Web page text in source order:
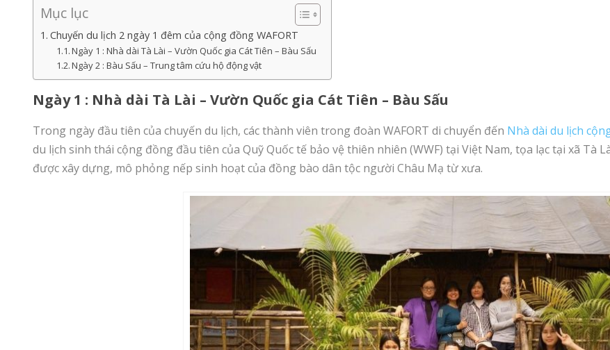
Mục lục
Chuyến du lịch 2 ngày 1 đêm của cộng đồng WAFORT
Ngày 1 : Nhà dài Tà Lài – Vườn Quốc gia Cát Tiên – Bàu Sấu
Ngày 2 : Bàu Sấu – Trung tâm cứu hộ động vật
Ngày 1 : Nhà dài Tà Lài – Vườn Quốc gia Cát Tiên – Bàu Sấu
Trong ngày đầu tiên của chuyến du lịch, các thành viên trong đoàn WAFORT di chuyển đến Nhà dài du lịch
du lịch sinh thái cộng đồng đầu tiên của Quỹ Quốc tế bảo vệ thiên nhiên (WWF) tại Việt Nam, tọa lạc tại xã
được xây dựng, mô phỏng nếp sinh hoạt của đồng bào dân tộc người Châu Mạ từ xưa.